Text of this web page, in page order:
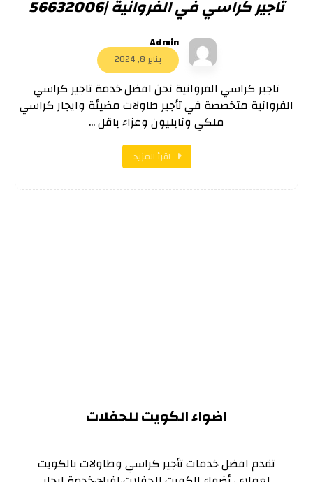
تاجير كراسي في الفروانية |56632006
Admin
يناير 8, 2024
تاجير كراسي الفروانية نحن افضل خدمة تاجير كراسي
الفروانية متخصصة في تأجير طاولات مضيئة وايجار كراسي
ملكي ونابليون وعزاء باقل ...
اقرأ المزيد
اضواء الكويت للحفلات
تقدم افضل خدمات تأجير كراسي وطاولات بالكويت